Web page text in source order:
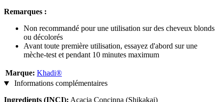
Remarques :
Non recommandé pour une utilisation sur des cheveux blonds
ou décolorés
Avant toute première utilisation, essayez d'abord sur une
mèche-test et pendant 10 minutes maximum
Marque: Khadi®
Informations complémentaires
Ingredients (INCI): Acacia Concinna (Shikakai)